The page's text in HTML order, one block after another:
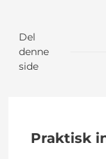
Del
denne
side
Praktisk